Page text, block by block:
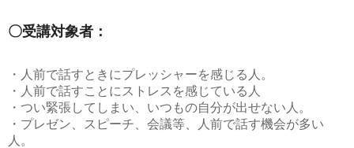
〇受講対象者：
・人前で話すときにプレッシャーを感じる人。
・人前で話すことにストレスを感じている人
・つい緊張してしまい、いつもの自分が出せない人。
・プレゼン、スピーチ、会議等、人前で話す機会が多い
人。